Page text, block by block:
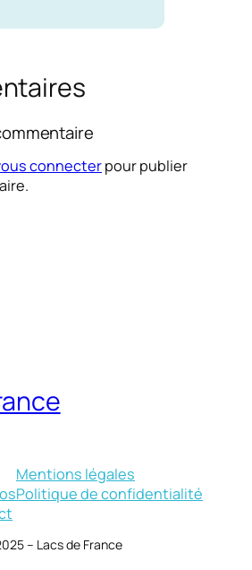
connecterpour publier
Mentions légales
Politique de confidentialité
– Lacs de France